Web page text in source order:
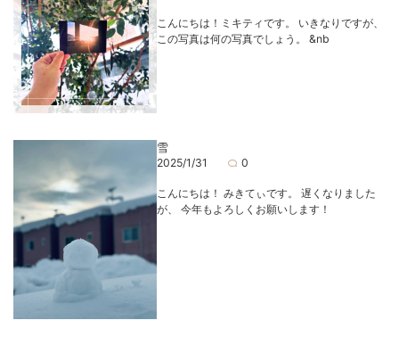
こんにちは！ミキティです。 いきなりですが、
この写真は何の写真でしょう。 &nb
雪
2025/1/31 0
こんにちは！ みきてぃです。 遅くなりました
が、 今年もよろしくお願いします！